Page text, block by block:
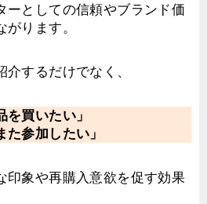
ーとしての信頼やブランド価
ります。
するだけでなく、
を買いたい」
た参加したい」
印象や再購入意欲を促す効果